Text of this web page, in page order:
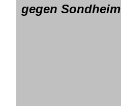
gegen Sondheim